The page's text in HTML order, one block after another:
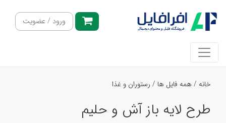
ورود / عضویت
خانه / همه فایل ها / رستوران و غذا
طرح لایه باز آش و حلیم